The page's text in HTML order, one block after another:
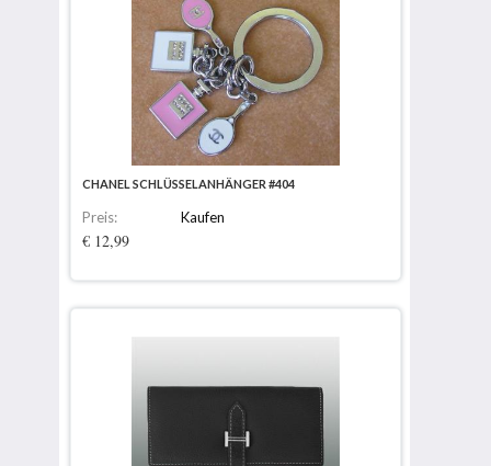
CHANEL SCHLÜSSELANHÄNGER #404
Preis:
€ 12,99
Kaufen